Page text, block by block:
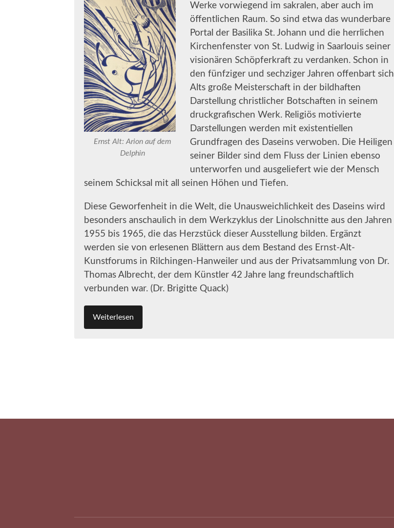
Ernst Alt: Arion auf dem
Delphin
Werke vorwiegend im sakralen, aber auch im
öffentlichen Raum. So sind etwa das wunderbare
Portal der Basilika St. Johann und die herrlichen
Kirchenfenster von St. Ludwig in Saarlouis seiner
visionären Schöpferkraft zu verdanken. Schon in
den fünfziger und sechziger Jahren offenbart sich
Alts große Meisterschaft in der bildhaften
Darstellung christlicher Botschaften in seinem
druckgrafischen Werk. Religiös motivierte
Darstellungen werden mit existentiellen
Grundfragen des Daseins verwoben. Die Heiligen
seiner Bilder sind dem Fluss der Linien ebenso
unterworfen und ausgeliefert wie der Mensch
seinem Schicksal mit all seinen Höhen und Tiefen.
Diese Geworfenheit in die Welt, die Unausweichlichkeit des Daseins wird
besonders anschaulich in dem Werkzyklus der Linolschnitte aus den Jahren
1955 bis 1965, die das Herzstück dieser Ausstellung bilden. Ergänzt
werden sie von erlesenen Blättern aus dem Bestand des Ernst-Alt-
Kunstforums in Rilchingen-Hanweiler und aus der Privatsammlung von Dr.
Thomas Albrecht, der dem Künstler 42 Jahre lang freundschaftlich
verbunden war. ( Dr. Brigitte Quack)
Weiterlesen